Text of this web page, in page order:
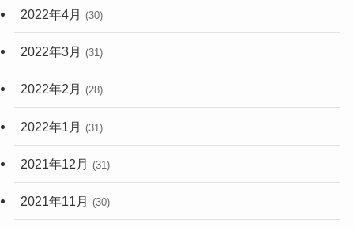
2022年4月 (30)
2022年3月 (31)
2022年2月 (28)
2022年1月 (31)
2021年12月 (31)
2021年11月 (30)